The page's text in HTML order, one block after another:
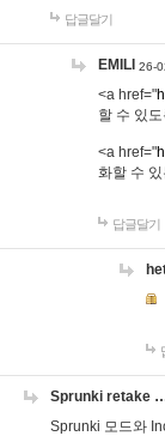
답글달기
EMILI 26-
<a href="
할 수 있
<a href="
화할 수
답글달기
Sprunki retake
Sprunki 모드와